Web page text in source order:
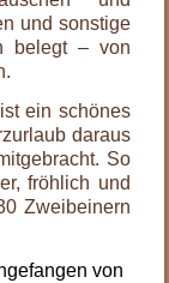
und sonstige
belegt – von
ist ein schönes
daraus
So
fröhlich und
Zweibeinern
von